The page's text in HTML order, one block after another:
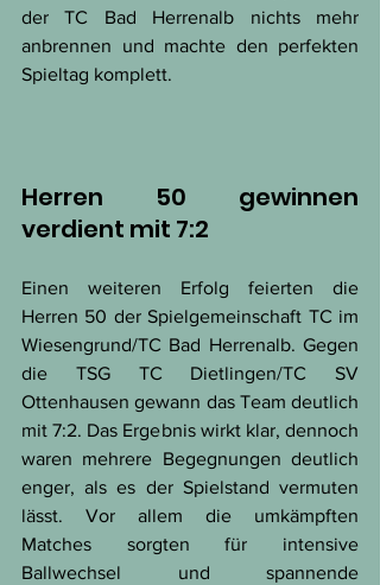
der TC Bad Herrenalb nichts mehr
anbrennen und machte den perfekten
Spieltag komplett.
Herren 50 gewinnen
verdient mit 7:2
Einen weiteren Erfolg feierten die
Herren 50 der Spielgemeinschaft TC im
Wiesengrund/TC Bad Herrenalb. Gegen
die TSG TC Dietlingen/TC SV
Ottenhausen gewann das Team deutlich
mit 7:2. Das Ergebnis wirkt klar, dennoch
waren mehrere Begegnungen deutlich
enger, als es der Spielstand vermuten
lässt. Vor allem die umkämpften
Matches sorgten für intensive
Ballwechsel und spannende